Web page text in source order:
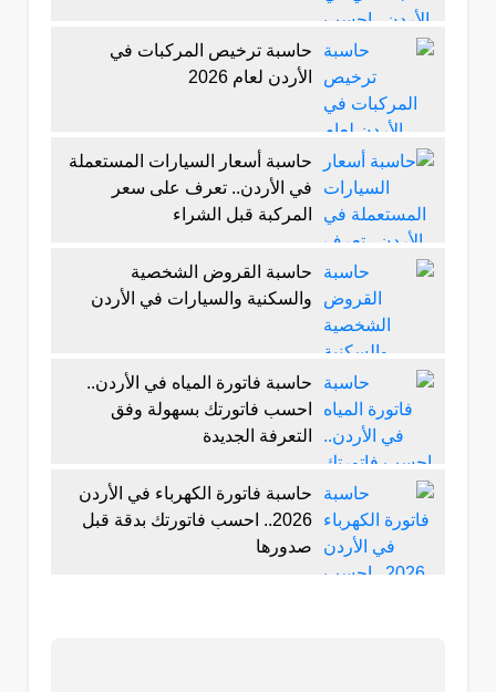
حاسبة ترخيص المركبات في
الأردن لعام 2026
حاسبة أسعار السيارات المستعملة
في الأردن.. تعرف على سعر
المركبة قبل الشراء
حاسبة القروض الشخصية
والسكنية والسيارات في الأردن
حاسبة فاتورة المياه في الأردن..
احسب فاتورتك بسهولة وفق
التعرفة الجديدة
حاسبة فاتورة الكهرباء في الأردن
2026.. احسب فاتورتك بدقة قبل
صدورها